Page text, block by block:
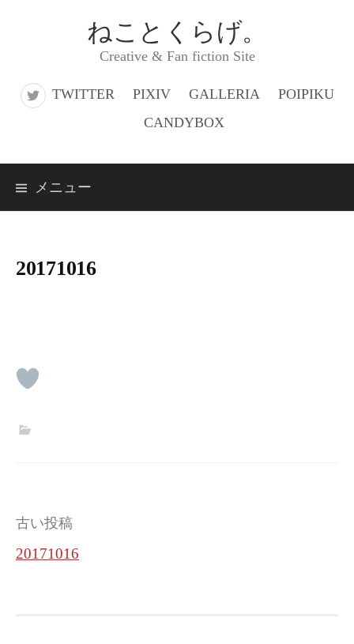
ス
ねことくらげ。
Creative & Fan fiction Site
TWITTER PIXIV GALLERIA
POIPIKU
CANDYBOX
メニュー
20171016
投
稿
古い投稿
20171016